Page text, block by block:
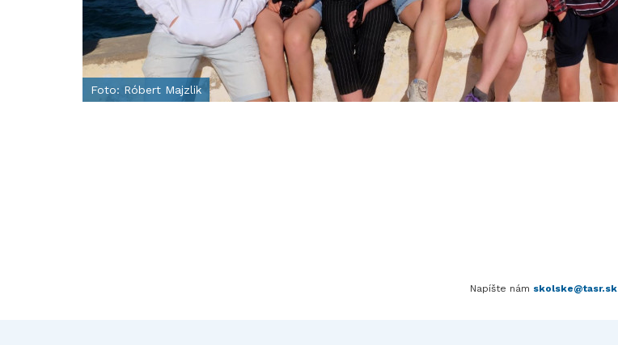
Foto: Róbert Majzlik
Napíšte nám skolske@tasr.sk